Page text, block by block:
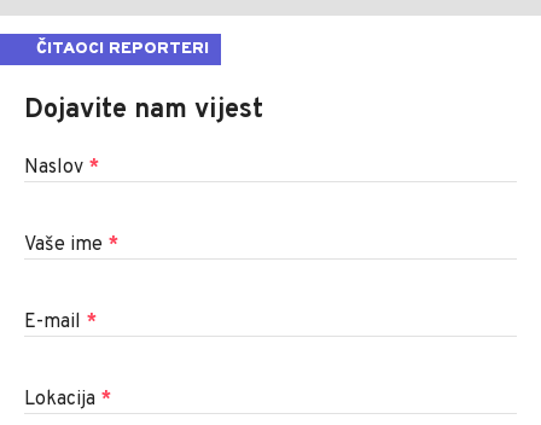
ČITAOCI REPORTERI
Dojavite nam vijest
Naslov *
Vaše ime *
E-mail *
Lokacija *